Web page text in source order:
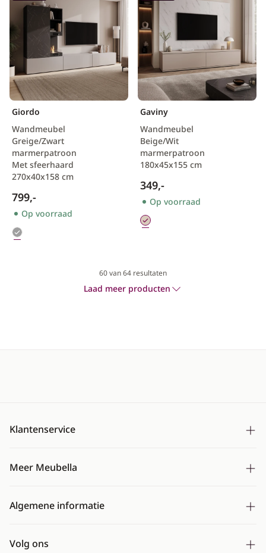
Giordo
Wandmeubel
Greige/Zwart
marmerpatroon
Met sfeerhaard
270x40x158 cm
799,-
Op voorraad
Gaviny
Wandmeubel
Beige/Wit
marmerpatroon
180x45x155 cm
349,-
Op voorraad
60van 64 resultaten
Laad meer producten
Klantenservice
Veelgestelde vragen
Meer Meubella
Montageservice
Algemene informatie
Volg ons